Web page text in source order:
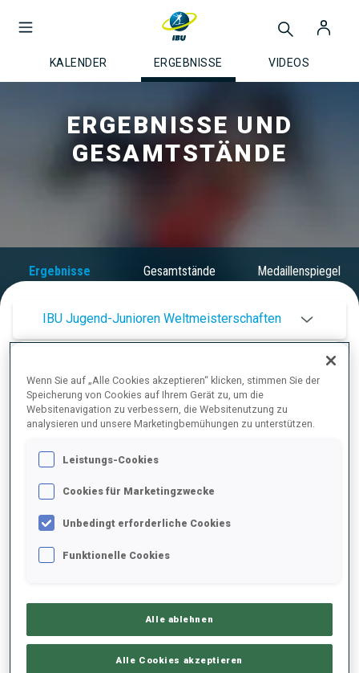
KALENDER ERGEBNISSE VIDEOS
ERGEBNISSE UND
GESAMTSTÄNDE
Ergebnisse Gesamtstände Medaillenspiegel
IBU Jugend-Junioren Weltmeisterschaften
All Frauen Männer
WELTMEISTERSCHAFTEN ERGEBNISSE
MÄRZ So.13:30
4X6 KM STAFFEL JUNIORINNEN
Wenn Sie auf „Alle Cookies akzeptieren“ klicken, stimmen Sie der
Speicherung von Cookies auf Ihrem Gerät zu, um die
Websitenavigation zu verbessern, die Websitenutzung zu
analysieren und unsere Marketingbemühungen zu unterstützen.
Leistungs-Cookies
Cookies für Marketingzwecke
Unbedingt erforderliche Cookies
Funktionelle Cookies
Alle ablehnen
Alle Cookies akzeptieren